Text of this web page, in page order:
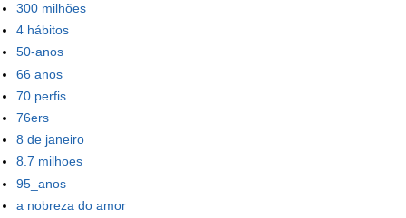
300 milhões
4 hábitos
50-anos
66 anos
70 perfis
76ers
8 de janeiro
8.7 milhoes
95_anos
a nobreza do amor